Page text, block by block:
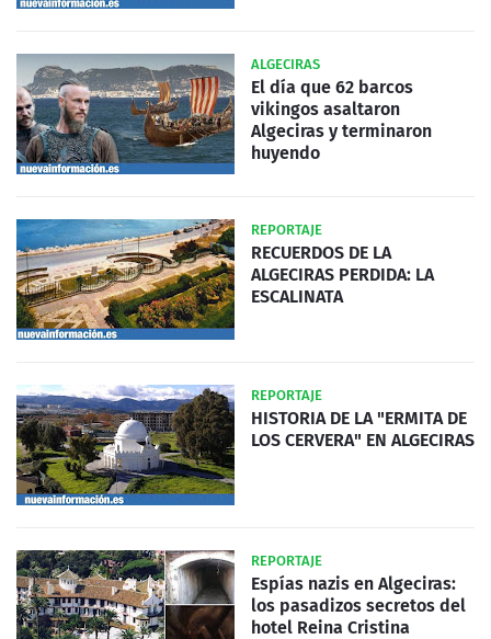
ALGECIRAS
El día que 62 barcos
vikingos asaltaron
Algeciras y terminaron
huyendo
REPORTAJE
RECUERDOS DE LA
ALGECIRAS PERDIDA: LA
ESCALINATA
REPORTAJE
HISTORIA DE LA "ERMITA DE
LOS CERVERA" EN ALGECIRAS
REPORTAJE
Espías nazis en Algeciras:
los pasadizos secretos del
hotel Reina Cristina